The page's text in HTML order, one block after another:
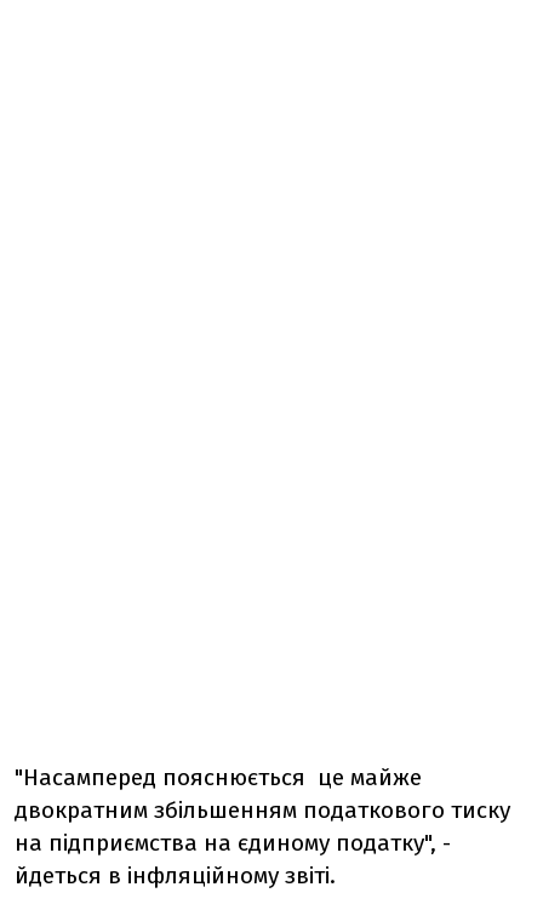
"Насамперед пояснюється це майже
двократним збільшенням податкового тиску
на підприємства на єдиному податку", -
йдеться в інфляційному звіті.